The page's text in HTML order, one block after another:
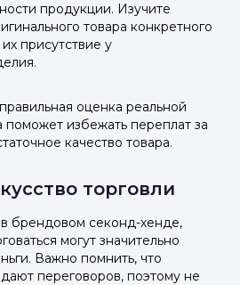
продукции. Изучите
товара конкретного
присутствие у
оценка реальной
поможет избежать переплат за
качество товара.
торговли
брендовом секонд-хенде,
могут значительно
Важно помнить, что
переговоров, поэтому не